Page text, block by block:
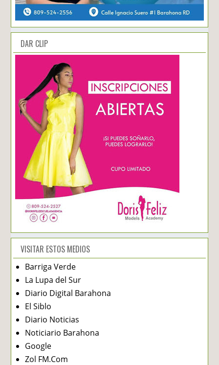
DAR CLIP
VISITAR ESTOS MEDIOS
Barriga Verde
La Lupa del Sur
Diario Digital Barahona
El Siblo
Diario Noticias
Noticiario Barahona
Google
Zol FM.Com